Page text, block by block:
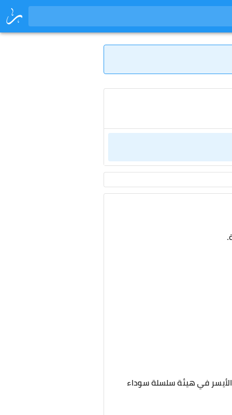
في هيئة سلسلة سوداء